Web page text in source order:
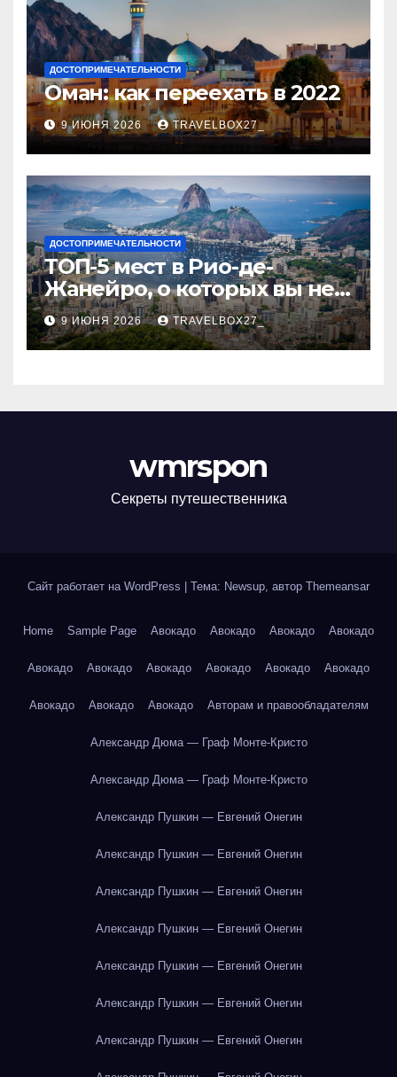
ДОСТОПРИМЕЧАТЕЛЬНОСТИ
Оман: как переехать в 2022
9 ИЮНЯ 2026 TRAVELBOX27_
ДОСТОПРИМЕЧАТЕЛЬНОСТИ
ТОП-5 мест в Рио-де-
Жанейро, о которых вы не
знали
9 ИЮНЯ 2026 TRAVELBOX27_
wmrspon
Секреты путешественника
Сайт работает на WordPress Тема: Newsup, автор Themeansar
Home Sample Page Авокадо Авокадо Авокадо Авокадо
Авокадо Авокадо Авокадо Авокадо Авокадо Авокадо
Авокадо Авокадо Авокадо Авторам и правообладателям
Александр Дюма — Граф Монте-Кристо
Александр Дюма — Граф Монте-Кристо
Александр Пушкин — Евгений Онегин
Александр Пушкин — Евгений Онегин
Александр Пушкин — Евгений Онегин
Александр Пушкин — Евгений Онегин
Александр Пушкин — Евгений Онегин
Александр Пушкин — Евгений Онегин
Александр Пушкин — Евгений Онегин